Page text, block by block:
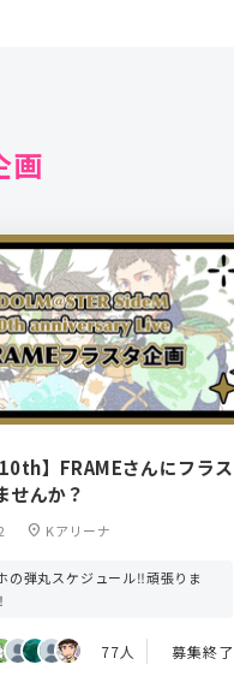
画
】FRAMEさんにフラス
せんか？
location_on Kアリーナ
の弾丸スケジュール‼️頑張りま
77人 募集終了